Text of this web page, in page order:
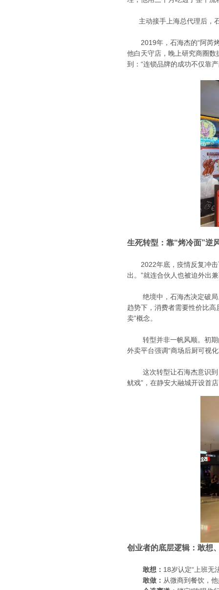
主动接手上海总代理后，
2019年，石海杰的“阿芮烤
他白天守店，晚上研究商圈
到：“连锁品牌的成功不仅靠
生死转型：靠“烤冷面”逆
2022年底，疫情反复冲击
出。”就连合伙人也被迫外出
绝境中，石海杰决定破局。
趋势下，消费者需要性价比高
卖”概念。
转型并非一帆风顺。初期
外卖平台强调“商场后厨可视
这次转型让石海杰意识到：
鱿戏”，在静安大融城开设首
创业者的底层逻辑：敢想
敢想： 18岁认定“上班无
敢做： 从微商到餐饮，